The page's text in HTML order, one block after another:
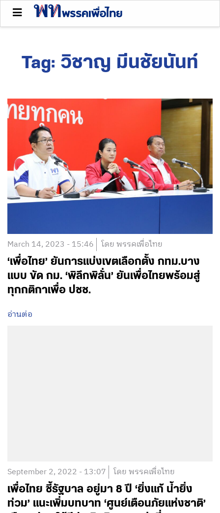
Tag: วิชาญ มีนชัยนันท์
March 14, 2023 - 15:46 โดย พรรคเพื่อไทย
‘เพื่อไทย’ ยันการแบ่งเขตเลือกตั้ง กทม.บาง
แบบ ขัด กม. ‘พิลึกพิลั่น’ ยันเพื่อไทยพร้อมสู่
ทุกกติกาเพื่อ ปชช.
อ่านต่อ
September 2, 2022 - 13:07 โดย พรรคเพื่อไทย
เพื่อไทย ชี้รัฐบาล อยู่มา 8 ปี ‘ยิ่งแก้ น้ำยิ่ง
ท่วม’ แนะเพิ่มบทบาท ‘ศูนย์เตือนภัยแห่งชาติ’